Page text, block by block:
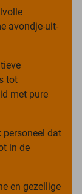
avondje-uit-
tot
met pure
personeel dat
in de
en gezellige